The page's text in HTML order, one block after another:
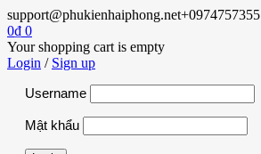
support@phukienhaiphong.net+0974757355
0₫ 0
Your shopping cart is empty
Login / Sign up
Username
Mật khẩu